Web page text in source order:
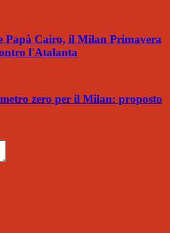
Papà Cairo, il Milan Primavera
l'Atalanta
zero per il Milan: proposto